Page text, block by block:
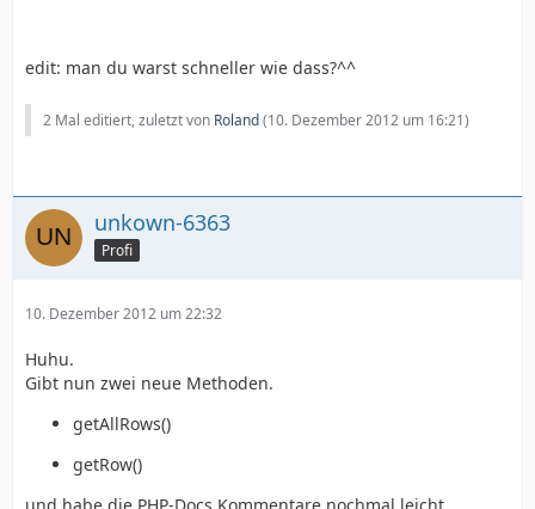
edit: man du warst schneller wie dass?^^
2 Mal editiert, zuletzt von Roland(10. Dezember 2012 um 16:21)
unkown-6363
Profi
10. Dezember 2012 um 22:32
Huhu.
Gibt nun zwei neue Methoden.
getAllRows()
getRow()